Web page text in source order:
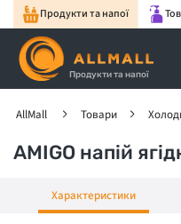
Продукти та напої
Продукти та напої
AllMall Товари
AMIGO напій
Характеристики